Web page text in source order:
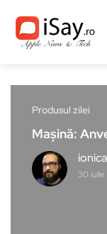
Produsul zilei
Mașină:
ionica
30 iulie